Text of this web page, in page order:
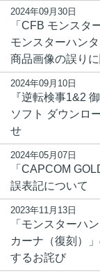
2024年09月30日
「CFB モンス
モンスターハン
商品画像の誤り
2024年09月10日
『逆転検事1&2
ソフト ダウンロ
せ
2024年05月07日
「CAPCOM
誤表記について
2023年11月13日
「モンスターハ
カーナ（復刻）
するお詫び